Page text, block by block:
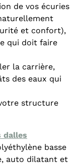
de vos écuries
et confort),
qui doit faire
la carrière,
des eaux qui
structure
dalles
basse
auto dilatant et